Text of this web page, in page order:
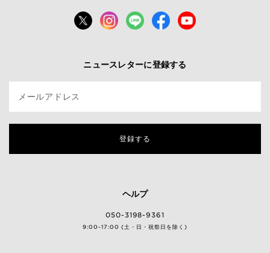
ニュースレターに登録する
メールアドレス
登録する
ヘルプ
050-3198-9361
9:00-17:00 (土・日・祝祭日を除く)